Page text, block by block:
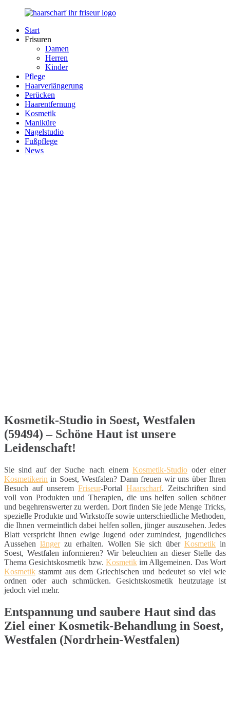
Zurück
Inhalt
Haarscharf
Händen
Start
Frisuren
Damen
Herren
Kinder
Pflege
Haarverlängerung
Perücken
Haarentfernung
Kosmetik
Maniküre
Nagelstudio
Fußpflege
News
Kosmetik-Studio in Soest, Westfalen
(59494) – Schöne Haut ist unsere
Leidenschaft!
Sie sind auf der Suche nach einem Kosmetik-Studiooder einer
Kosmetikerin in Soest, Westfalen? Dann freuen wir uns über Ihren
Besuch auf unserem Friseur-Portal Haarscharf. Zeitschriften sind
voll von Produkten und Therapien, die uns helfen sollen schöner
und begehrenswerter zu werden. Dort finden Sie jede Menge Tricks,
spezielle Produkte und Wirkstoffe sowie unterschiedliche Methoden,
die Ihnen vermeintlich dabei helfen sollen, jünger auszusehen. Jedes
Blatt verspricht Ihnen ewige Jugend oder zumindest, jugendliches
Aussehen längerzu erhalten. Wollen Sie sich überKosmetik in
Soest, Westfalen informieren? Wir beleuchten an dieser Stelle das
Thema Gesichtskosmetik bzw. Kosmetikim Allgemeinen. Das Wort
Kosmetik stammt aus dem Griechischen und bedeutet so viel wie
ordnen oder auch schmücken. Gesichtskosmetik heutzutage ist
jedoch viel mehr.
Entspannung und saubere Haut sind das
Ziel einer Kosmetik-Behandlung in Soest,
Westfalen (Nordrhein-Westfalen)